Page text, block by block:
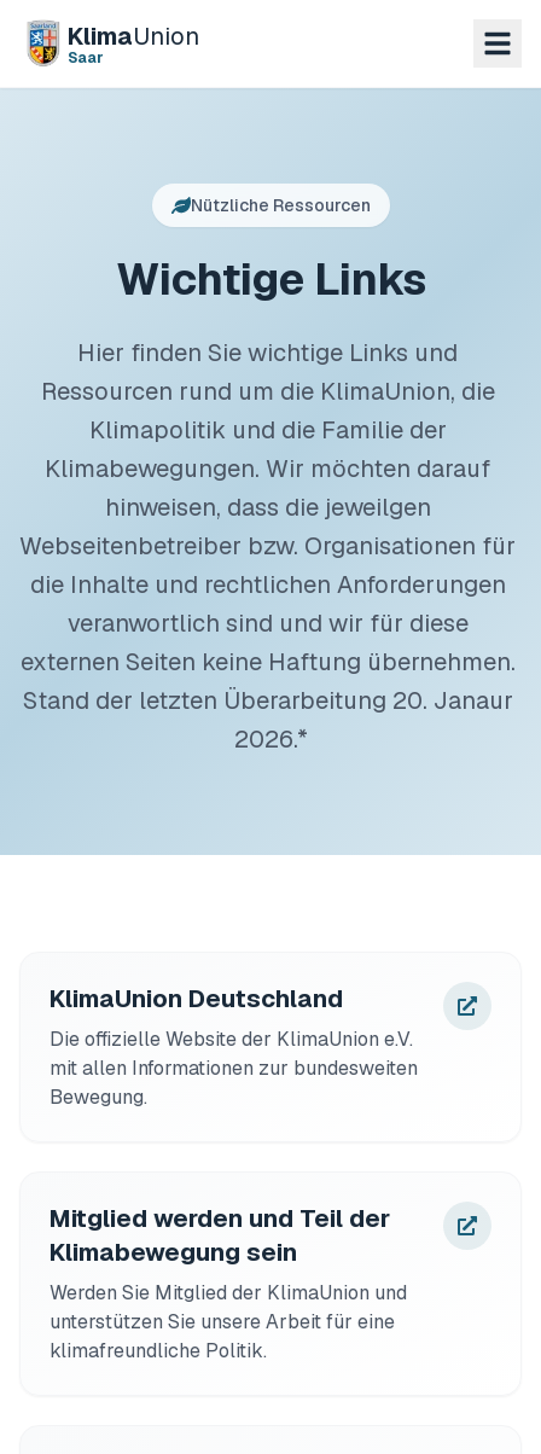
KlimaUnion
Saar
Nützliche Ressourcen
Wichtige Links
Hier finden Sie wichtige Links und
Ressourcen rund um die KlimaUnion, die
Klimapolitik und die Familie der
Klimabewegungen. Wir möchten darauf
hinweisen, dass die jeweilgen
Webseitenbetreiber bzw. Organisationen für
die Inhalte und rechtlichen Anforderungen
veranwortlich sind und wir für diese
externen Seiten keine Haftung übernehmen.
Stand der letzten Überarbeitung 20. Janaur
2026.*
KlimaUnion Deutschland
Die offizielle Website der KlimaUnion e.V.
mit allen Informationen zur bundesweiten
Bewegung.
Mitglied werden und Teil der
Klimabewegung sein
Werden Sie Mitglied der KlimaUnion und
unterstützen Sie unsere Arbeit für eine
klimafreundliche Politik.